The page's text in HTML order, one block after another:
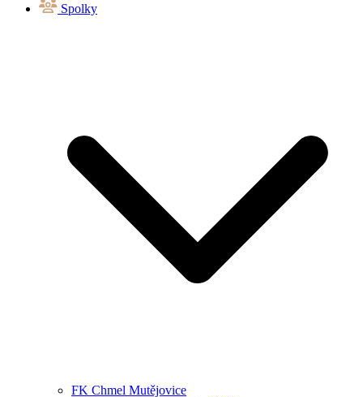
Spolky
FK Chmel Mutějovice